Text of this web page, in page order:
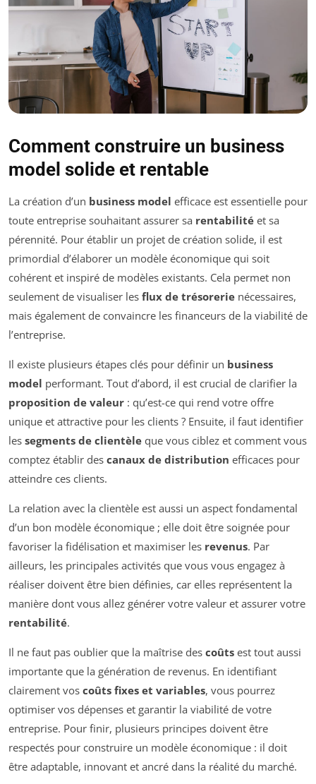
Comment construire un business
model solide et rentable
La création d’un business model efficace est essentielle pour
toute entreprise souhaitant assurer sa rentabilité et sa
pérennité. Pour établir un projet de création solide, il est
primordial d’élaborer un modèle économique qui soit
cohérent et inspiré de modèles existants. Cela permet non
seulement de visualiser les flux de trésorerie nécessaires,
mais également de convaincre les financeurs de la viabilité de
l’entreprise.
Il existe plusieurs étapes clés pour définir un business
model performant. Tout d’abord, il est crucial de clarifier la
proposition de valeur : qu’est-ce qui rend votre offre
unique et attractive pour les clients ? Ensuite, il faut identifier
les segments de clientèle que vous ciblez et comment vous
comptez établir des canaux de distribution efficaces pour
atteindre ces clients.
La relation avec la clientèle est aussi un aspect fondamental
d’un bon modèle économique ; elle doit être soignée pour
favoriser la fidélisation et maximiser les revenus. Par
ailleurs, les principales activités que vous vous engagez à
réaliser doivent être bien définies, car elles représentent la
manière dont vous allez générer votre valeur et assurer votre
rentabilité.
Il ne faut pas oublier que la maîtrise des coûts est tout aussi
importante que la génération de revenus. En identifiant
clairement vos coûts fixes et variables, vous pourrez
optimiser vos dépenses et garantir la viabilité de votre
entreprise. Pour finir, plusieurs principes doivent être
respectés pour construire un modèle économique : il doit
être adaptable, innovant et ancré dans la réalité du marché.